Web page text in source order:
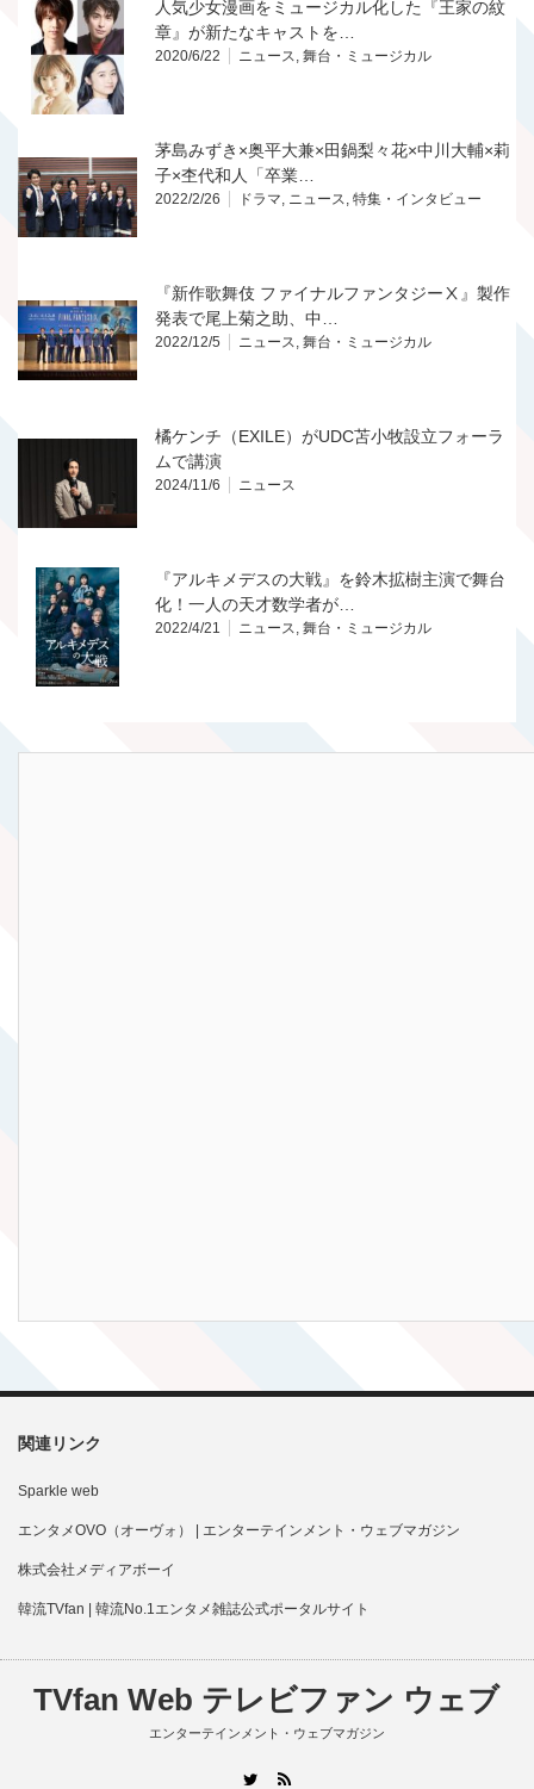
人気少女漫画をミュージカル化した『王家の紋
章』が新たなキャストを…
2020/6/22 ニュース 舞台・ミュージカル
茅島みずき×奥平大兼×田鍋梨々花×中川大輔×莉
子×杢代和人「卒業…
2022/2/26 ドラマ ニュース 特集・インタビュー
『新作歌舞伎 ファイナルファンタジーⅩ』製作
発表で尾上菊之助、中…
2022/12/5 ニュース 舞台・ミュージカル
橘ケンチ（EXILE）がUDC苫小牧設立フォーラ
ムで講演
2024/11/6 ニュース
『アルキメデスの大戦』を鈴木拡樹主演で舞台
化！一人の天才数学者が…
2022/4/21 ニュース 舞台・ミュージカル
関連リンク
Sparkle web
エンタメOVO（オーヴォ） | エンターテインメント・ウェブマガジン
株式会社メディアボーイ
韓流TVfan | 韓流No.1エンタメ雑誌公式ポータルサイト
TVfan Web テレビファン ウェブ
エンターテインメント・ウェブマガジン
Twitter